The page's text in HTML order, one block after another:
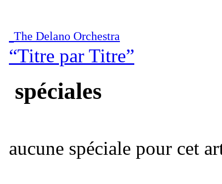
The Delano Orchestra
“Titre par Titre”
spéciales
aucune spéciale pour cet